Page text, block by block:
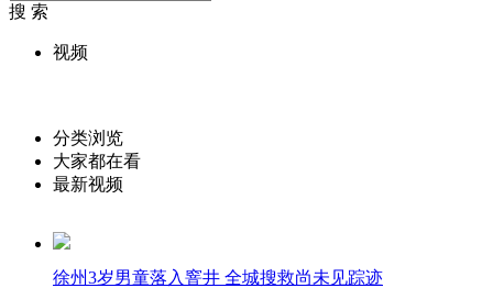
搜 索
视频
分类浏览
大家都在看
最新视频
徐州3岁男童落入窨井 全城搜救尚未见踪迹